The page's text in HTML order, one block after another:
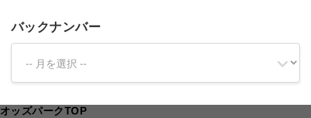
バックナンバー
オッズパークTOP